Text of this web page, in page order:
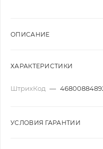
ОПИСАНИЕ
ХАРАКТЕРИСТИКИ
ШтрихКод —
УСЛОВИЯ ГАРАНТИИ